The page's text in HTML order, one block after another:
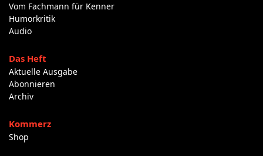
Vom Fachmann für Kenner
Humorkritik
Audio
Das Heft
Aktuelle Ausgabe
Abonnieren
Archiv
Kommerz
Shop